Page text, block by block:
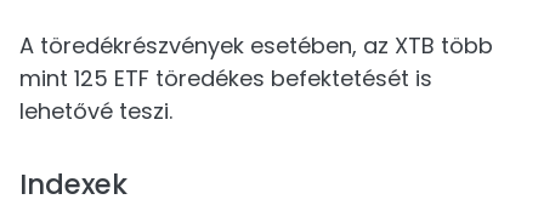
A töredékrészvények esetében, az XTB több
mint 125 ETF töredékes befektetését is
lehetővé teszi.
Indexek